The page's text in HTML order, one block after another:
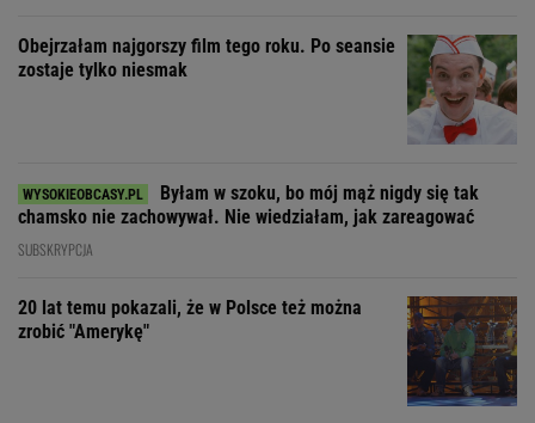
Obejrzałam najgorszy film tego roku. Po seansie
zostaje tylko niesmak
Byłam w szoku, bo mój mąż nigdy się tak
chamsko nie zachowywał. Nie wiedziałam, jak zareagować
SUBSKRYPCJA
20 lat temu pokazali, że w Polsce też można
zrobić "Amerykę"